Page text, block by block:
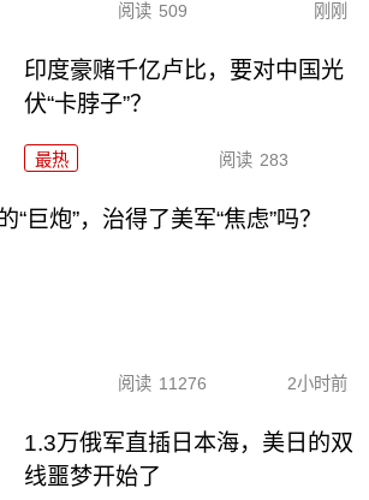
阅读 509 刚刚
印度豪赌千亿卢比，要对中国光
伏“卡脖子”？
最热 阅读 283
巨炮”，治得了美军“焦虑”吗？
阅读 11276 2小时前
1.3万俄军直插日本海，美日的双
线噩梦开始了